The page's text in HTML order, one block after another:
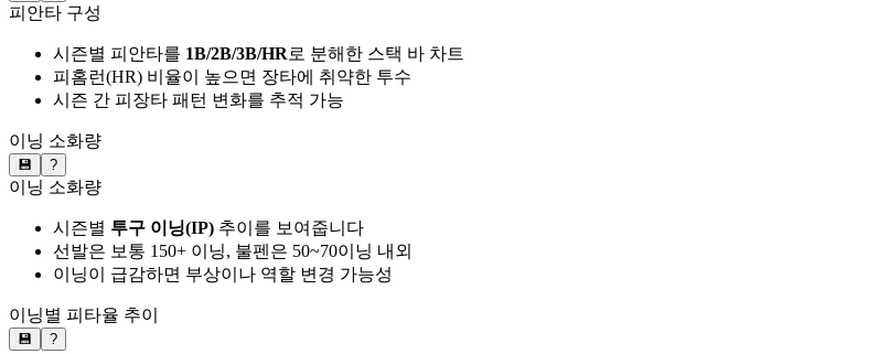
피안타 구성
시즌별 피안타를 1B/2B/3B/HR로 분해한 스택 바 차트
피홈런(HR) 비율이 높으면 장타에 취약한 투수
시즌 간 피장타 패턴 변화를 추적 가능
이닝 소화량
💾 ?
이닝 소화량
시즌별 투구 이닝(IP) 추이를 보여줍니다
선발은 보통 150+ 이닝, 불펜은 50~70이닝 내외
이닝이 급감하면 부상이나 역할 변경 가능성
이닝별 피타율 추이
💾 ?